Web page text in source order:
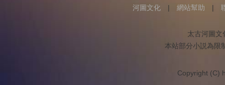
河圖文化 | 網站幫助 |
太古河圖文
本站部分小説為限
Copyright (C)